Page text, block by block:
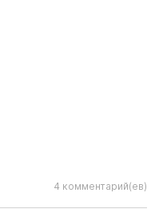
4 комментарий(ев)